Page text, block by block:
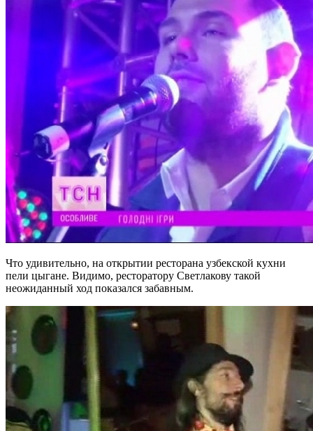
Что удивительно, на открытии ресторана узбекской кухни
пели цыгане. Видимо, ресторатору Светлакову такой
неожиданный ход показался забавным.